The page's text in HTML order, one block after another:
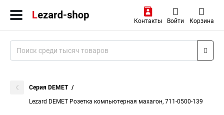
Контакты Войти Корзина
Серия DEMET
Lezard DEMET Розетка компьютерная махагон, 711-0500-139